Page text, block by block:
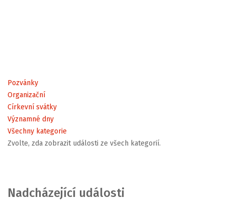
Pozvánky
Organizační
Církevní svátky
Významné dny
Všechny kategorie
Zvolte, zda zobrazit události ze všech kategorií.
Nadcházející události